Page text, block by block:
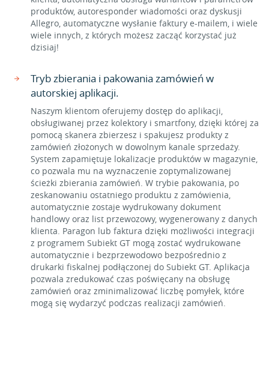
produktów, autoresponder wiadomości oraz dyskusji
Allegro, automatyczne wysłanie faktury e-mailem, i wiele
wiele innych, z których możesz zacząć korzystać już
dzisiaj!
Tryb zbierania i pakowania zamówień w
autorskiej aplikacji.
Naszym klientom oferujemy dostęp do aplikacji,
obsługiwanej przez kolektory i smartfony, dzięki której za
pomocą skanera zbierzesz i spakujesz produkty z
zamówień złożonych w dowolnym kanale sprzedaży.
System zapamiętuje lokalizacje produktów w magazynie,
co pozwala mu na wyznaczenie zoptymalizowanej
ścieżki zbierania zamówień. W trybie pakowania, po
zeskanowaniu ostatniego produktu z zamówienia,
automatycznie zostaje wydrukowany dokument
handlowy oraz list przewozowy, wygenerowany z danych
klienta. Paragon lub faktura dzięki możliwości integracji
z programem Subiekt GT mogą zostać wydrukowane
automatycznie i bezprzewodowo bezpośrednio z
drukarki fiskalnej podłączonej do Subiekt GT. Aplikacja
pozwala zredukować czas poświęcany na obsługę
zamówień oraz zminimalizować liczbę pomyłek, które
mogą się wydarzyć podczas realizacji zamówień.